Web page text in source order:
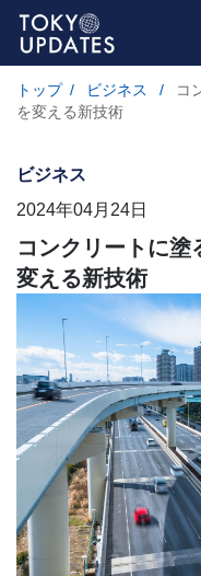
トップ / ビジネス /
コ
を変える新技術
ビジネス
2024年04月24日
コンクリートに塗
変える新技術